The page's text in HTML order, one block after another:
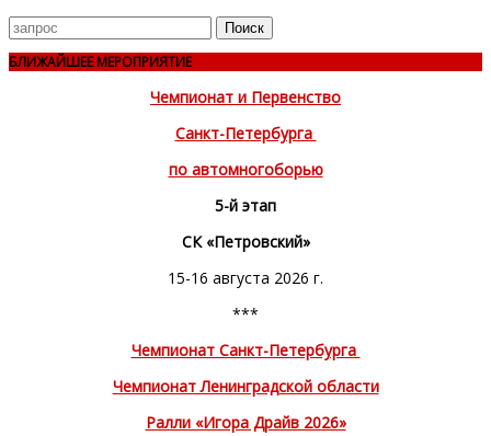
Поиск
для
БЛИЖАЙШЕЕ МЕРОПРИЯТИЕ
Чемпионат и Первенство
Санкт-Петербурга
по автомногоборью
5-й этап
СК «Петровский»
15-16 августа 2026 г.
***
Чемпионат Санкт-Петербурга
Чемпионат Ленинградской области
Ралли «Игора Драйв 2026»